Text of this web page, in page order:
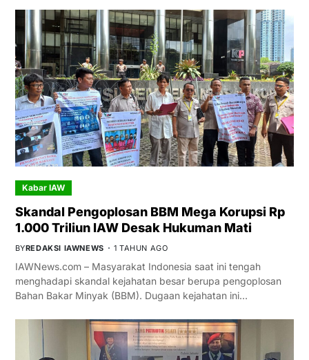
Kabar IAW
Skandal Pengoplosan BBM Mega Korupsi Rp
1.000 Triliun IAW Desak Hukuman Mati
BYREDAKSI IAWNEWS 1 TAHUN AGO
IAWNews.com – Masyarakat Indonesia saat ini tengah
menghadapi skandal kejahatan besar berupa pengoplosan
Bahan Bakar Minyak (BBM). Dugaan kejahatan ini…